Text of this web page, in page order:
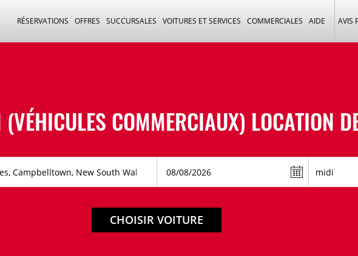
RÉSERVATIONS OFFRES SUCCURSALES VOITURES ET SERVICES COMMERCIALES AIDE AVIS
COMMERCIAUX) LOCATION
CHOISIR VOITURE